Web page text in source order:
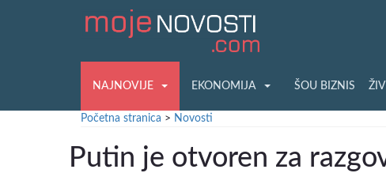
NAJNOVIJE EKONOMIJA ŠOU BIZNIS
Početna stranica > Novosti
Putin je otvoren za